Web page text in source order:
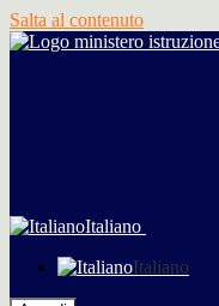
Salta al contenuto
Italiano
Italiano